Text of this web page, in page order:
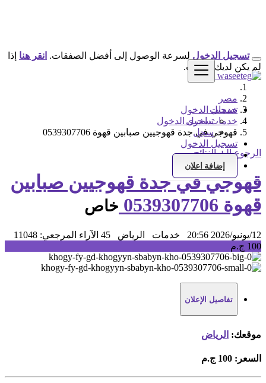
تسجيل الدخول
تسجيل الدخول
سجل
تسجيل الدخول
سجل
إضافة اعلان
تسجيل الدخول لسرعة الوصول إلى أفضل الصفقات. انقر هنا إذا
لم يكن لديك حساب.
مصر
خدمات
خدمات اخرى
قهوجي في جدة قهوجيين صبابين قهوة 0539307706
الرجوع إلى النتائج
قهوجي في جدة قهوجيين صبابين
قهوة 0539307706
خاص
12/يونيو/2026 20:56 خدمات الرياض 45 الآراء
المرجعي: 11048
100 ج.م
تفاصيل الإعلان
موقعك: الرياض
السعر: 100 ج.م